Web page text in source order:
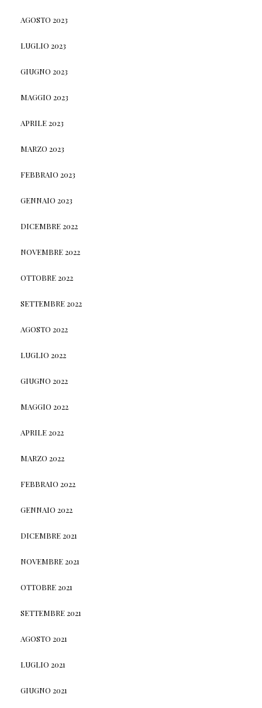
AGOSTO 2023
LUGLIO 2023
GIUGNO 2023
MAGGIO 2023
APRILE 2023
MARZO 2023
FEBBRAIO 2023
GENNAIO 2023
DICEMBRE 2022
NOVEMBRE 2022
OTTOBRE 2022
SETTEMBRE 2022
AGOSTO 2022
LUGLIO 2022
GIUGNO 2022
MAGGIO 2022
APRILE 2022
MARZO 2022
FEBBRAIO 2022
GENNAIO 2022
DICEMBRE 2021
NOVEMBRE 2021
OTTOBRE 2021
SETTEMBRE 2021
AGOSTO 2021
LUGLIO 2021
GIUGNO 2021